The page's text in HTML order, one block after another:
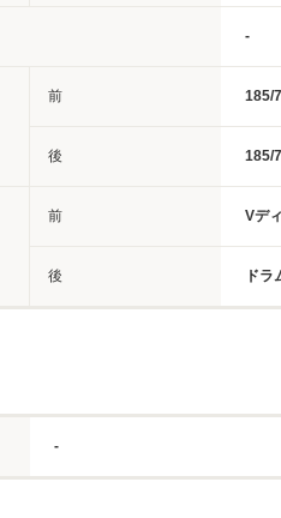
-
前 185/
後 185/
前 Vデ
後 ドラ
-